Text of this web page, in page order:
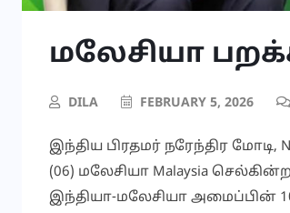
மலேசியா
DILA FEBRUARY 5, 2026
இந்திய பிரதமர் நரேந்திர
(06) மலேசியா Malaysia
இந்தியா-மலேசியா அமைப்பின்